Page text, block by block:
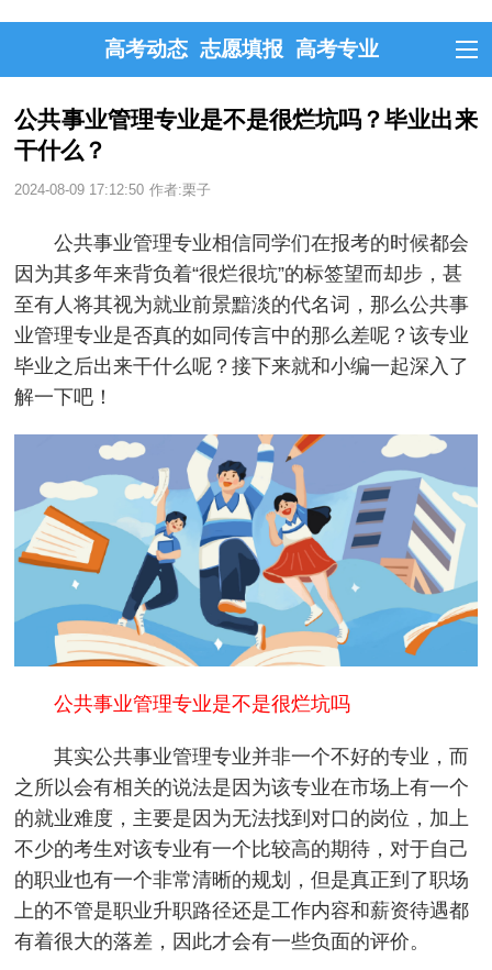
高考动态 志愿填报 高考专业
公共事业管理专业是不是很烂坑吗？毕业出来
干什么？
2024-08-09 17:12:50 作者:栗子
公共事业管理专业相信同学们在报考的时候都会
因为其多年来背负着“很烂很坑”的标签望而却步，甚
至有人将其视为就业前景黯淡的代名词，那么公共事
业管理专业是否真的如同传言中的那么差呢？该专业
毕业之后出来干什么呢？接下来就和小编一起深入了
解一下吧！
公共事业管理专业是不是很烂坑吗
其实公共事业管理专业并非一个不好的专业，而
之所以会有相关的说法是因为该专业在市场上有一个
的就业难度，主要是因为无法找到对口的岗位，加上
不少的考生对该专业有一个比较高的期待，对于自己
的职业也有一个非常清晰的规划，但是真正到了职场
上的不管是职业升职路径还是工作内容和薪资待遇都
有着很大的落差，因此才会有一些负面的评价。